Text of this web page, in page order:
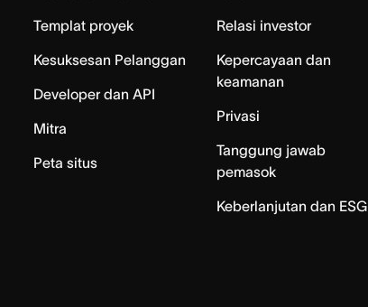
Templat proyek
Kesuksesan Pelanggan
Developer dan API
Mitra
Peta situs
Relasi investor
Kepercayaan dan
keamanan
Privasi
Tanggung jawab
pemasok
Keberlanjutan dan ESG